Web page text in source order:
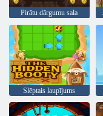
Pirātu dārgumu sala
Slēptais laupījums